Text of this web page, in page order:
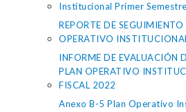
Institucional Primer
REPORTE DE SEGUIMIENTO
OPERATIVO
INFORME DE EVALUACIÓN
PLAN OPERATIVO
FISCAL 2022
Anexo B-5 Plan Operativo